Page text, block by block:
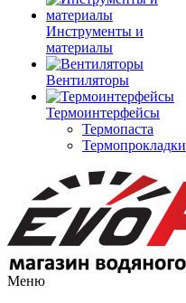
Инструменты и
материалы
Вентиляторы
Термоинтерфейсы
Термопаста
Термопрокладки
Меню